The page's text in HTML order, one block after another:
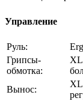
Управление
Руль:
Грипсы-
обмотка:
Вынос: